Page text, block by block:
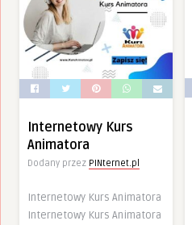
Internetowy Kurs
Animatora
Dodany przez PINternet.pl
Internetowy Kurs Animatora
Internetowy Kurs Animatora